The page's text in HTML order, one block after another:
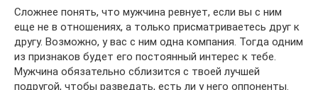
Сложнее понять, что мужчина ревнует, если вы с ним
еще не в отношениях, а только присматриваетесь друг к
другу. Возможно, у вас с ним одна компания. Тогда одним
из признаков будет его постоянный интерес к тебе.
Мужчина обязательно сблизится с твоей лучшей
подругой, чтобы разведать, есть ли у него оппоненты.